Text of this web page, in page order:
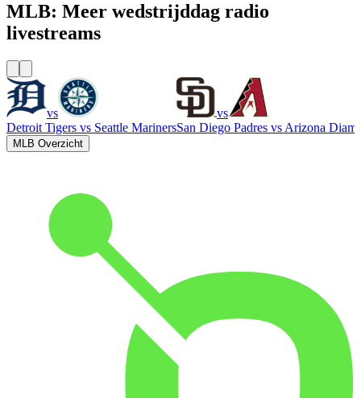
MLB: Meer wedstrijddag radio
livestreams
vs
Detroit Tigers vs Seattle Mariners
vs
San Diego Padres vs Arizona
MLB Overzicht